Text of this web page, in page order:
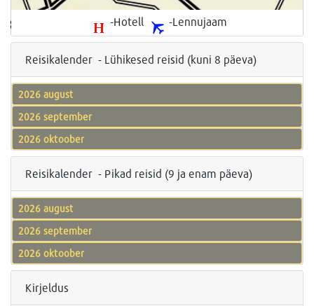
-Hotell -Lennujaam
Reisikalender - Lühikesed reisid (kuni 8 päeva)
2026 august
2026 september
2026 oktoober
Reisikalender - Pikad reisid (9 ja enam päeva)
2026 august
2026 september
2026 oktoober
Kirjeldus